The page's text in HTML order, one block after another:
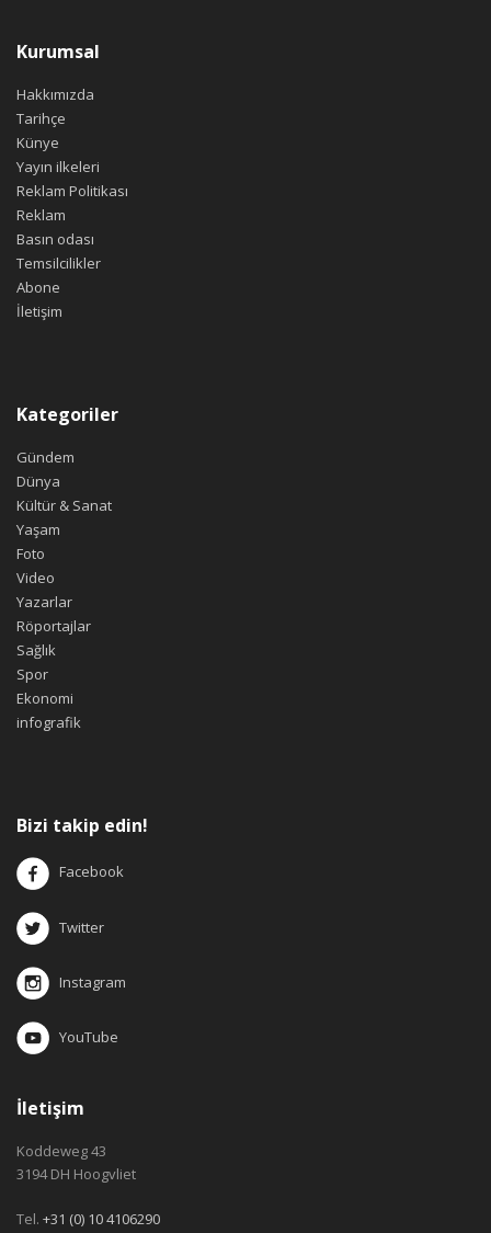
Kurumsal
Hakkımızda
Tarihçe
Künye
Yayın ilkeleri
Reklam Politikası
Reklam
Basın odası
Temsilcilikler
Abone
İletişim
Kategoriler
Gündem
Dünya
Kültür & Sanat
Yaşam
Foto
Video
Yazarlar
Röportajlar
Sağlık
Spor
Ekonomi
infografik
Bizi takip edin!
Facebook
Twitter
Instagram
YouTube
İletişim
Koddeweg 43
3194 DH Hoogvliet
Tel. +31 (0) 10 4106290